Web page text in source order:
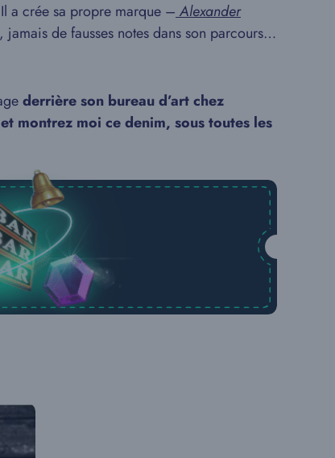
a crée sa propre marque – Alexander
de fausses notes dans son parcours…
derrière son bureau d’art chez
montrez moi ce denim, sous toutes les